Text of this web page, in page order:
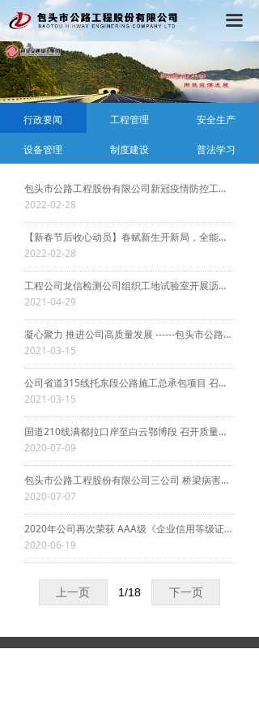
끀
首页
公司概况
党建工作
行政工作
工程动态
在线学习
包头市公路工程股份有限公司新冠疫情防控工作2022年第一次调度会议在金创大厦1215会议室召开
2022-02-28
【新春节后收心动员】春赋新生开新局，全能奋进创佳绩
2022-02-28
工程公司龙信检测公司组织工地试验室开展沥青软化点比对试验
2021-04-29
凝心聚力 推进公司高质量发展 ------包头市公路工程股份有限公司2021年度工程项目开复工动员大会简讯
2021-03-15
公司省道315线托东段公路施工总承包项目 召开2021年度复工动员大会
2021-03-15
国道210线满都拉口岸至白云鄂博段 召开质量、进度及安全生产会议
2020-07-09
包头市公路工程股份有限公司三公司 桥梁病害加固维修工程施工简讯
2020-07-07
2020年公司再次荣获 AAA级《企业信用等级证书》
2020-06-19
上一页 下一页
1/18
行政要闻 工程管理 安全生产
设备管理 制度建设 普法学习